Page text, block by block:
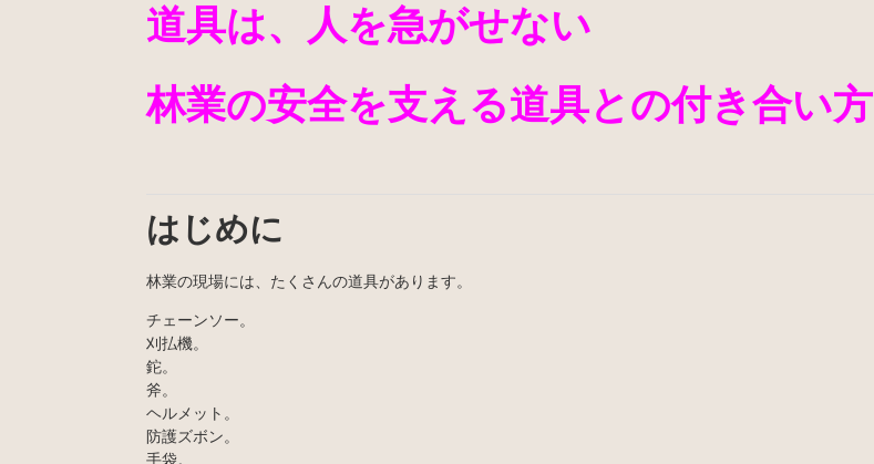
道具は、人を急がせない
林業の安全を支える道具との付き合い方
はじめに
林業の現場には、たくさんの道具があります。
チェーンソー。
刈払機。
鉈。
斧。
ヘルメット。
防護ズボン。
手袋。